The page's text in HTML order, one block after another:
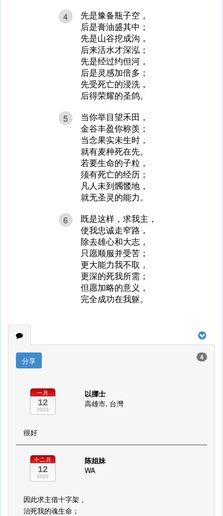
4
先是豫备瓶子空，
后是膏油盛其中；
先是山谷挖成沟，
后来活水才深泓；
先是经过约但河，
后是灵感加倍多；
先受死亡的浸洗，
后得荣耀的圣鸽。
5
当你举目望禾田，
金谷丰盈你称羡；
当念果实未生时，
就有麦种死在先。
若要生命的子粒，
须有死亡的经历；
凡人未到髑髅地，
就无圣灵的能力。
6
既是这样，求我主，
使我忠诚走窄路，
除去雄心和大志，
只愿顺服并受苦；
更大能力我不取，
更深的死我所需；
但愿加略的意义，
完全成功在我躯。
分享 4
一月
12
2023
以挪士
高雄市, 台灣
很好
十二月
12
2022
陈姐妹
WA
因此求主借十字架，
治死我的魂生命；